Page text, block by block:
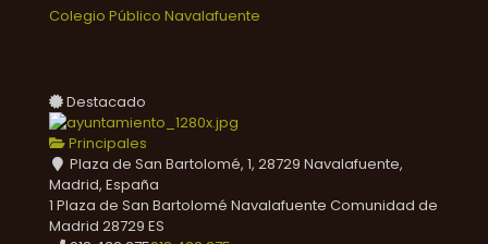
Colegio Público Navalafuente
Destacado
Principales
Plaza de San Bartolomé, 1, 28729 Navalafuente,
Madrid, España
1 Plaza de San Bartolomé Navalafuente Comunidad de
Madrid 28729 ES